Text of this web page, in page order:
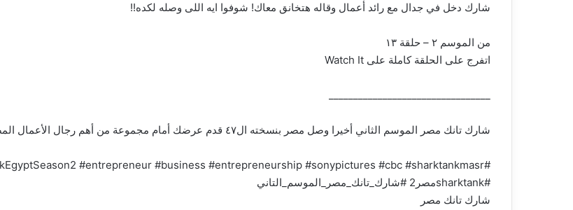
شارك دخل في جدال مع رائد أعمال وقاله هتخانق معاك! شوفوا ايه اللى وصله لكده!!
من الموسم ٢ – حلقة ١٣
اتفرج على الحلقة كاملة على Watch It
شارك تانك مصر الموسم الثاني أخيرا وصل مصر بنسخته ال٤٧ قدم عرضك أمام مجموعة من أهم رجال الأعمال المصريين واختار منهم شريكك لتحقيق حلمك.
#SharkTank #SharkTankEgyptSeason2 #entrepreneur #business #entrepreneurship #sonypictures #cbc #sharktankmasr
#sharktankمصر2 #شارك_تانك_مصر_الموسم_التاني
شارك تانك مصر